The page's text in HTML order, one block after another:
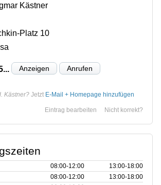
Kästner
Platz 10
Anzeigen Anrufen
Kästner? Jetzt E-Mail + Homepage hinzufügen
Nicht korrekt?
Eintrag bearbeiten
08:00‑12:00
13:00‑18:00
08:00‑12:00
13:00‑18:00